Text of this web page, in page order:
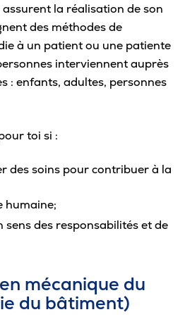
assurent la réalisation de son
des méthodes de
à un patient ou une patiente
interviennent auprès
: enfants, adultes, personnes
toi si :
des soins pour contribuer à la
humaine;
sens des responsabilités et de
mécanique du
du bâtiment)